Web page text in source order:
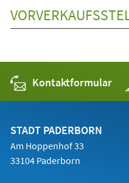
Kontaktformular
STADT PADERBORN
Am Hoppenhof 33
33104 Paderborn